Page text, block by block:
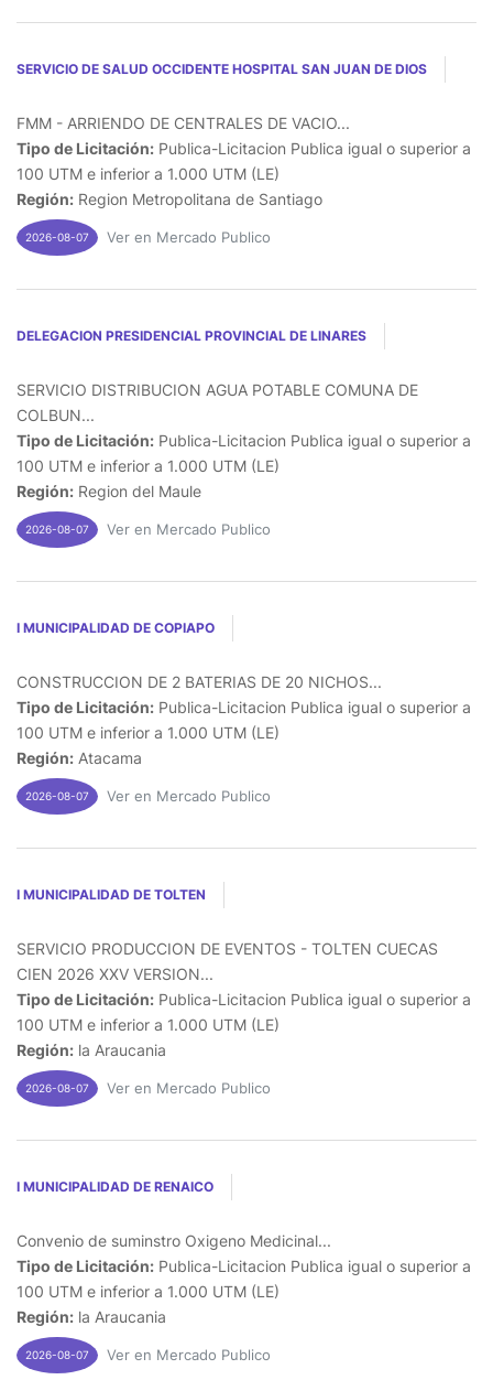
SERVICIO DE SALUD OCCIDENTE HOSPITAL SAN JUAN DE DIOS
FMM - ARRIENDO DE CENTRALES DE VACIO...
Tipo de Licitación: Publica-Licitacion Publica igual o superior a
100 UTM e inferior a 1.000 UTM (LE)
Región: Region Metropolitana de Santiago
2026-08-07 Ver en Mercado Publico
DELEGACION PRESIDENCIAL PROVINCIAL DE LINARES
SERVICIO DISTRIBUCION AGUA POTABLE COMUNA DE
COLBUN...
Tipo de Licitación: Publica-Licitacion Publica igual o superior a
100 UTM e inferior a 1.000 UTM (LE)
Región: Region del Maule
2026-08-07 Ver en Mercado Publico
I MUNICIPALIDAD DE COPIAPO
CONSTRUCCION DE 2 BATERIAS DE 20 NICHOS...
Tipo de Licitación: Publica-Licitacion Publica igual o superior a
100 UTM e inferior a 1.000 UTM (LE)
Región: Atacama
2026-08-07 Ver en Mercado Publico
I MUNICIPALIDAD DE TOLTEN
SERVICIO PRODUCCION DE EVENTOS - TOLTEN CUECAS
CIEN 2026 XXV VERSION...
Tipo de Licitación: Publica-Licitacion Publica igual o superior a
100 UTM e inferior a 1.000 UTM (LE)
Región: la Araucania
2026-08-07 Ver en Mercado Publico
I MUNICIPALIDAD DE RENAICO
Convenio de suminstro Oxigeno Medicinal...
Tipo de Licitación: Publica-Licitacion Publica igual o superior a
100 UTM e inferior a 1.000 UTM (LE)
Región: la Araucania
2026-08-07 Ver en Mercado Publico